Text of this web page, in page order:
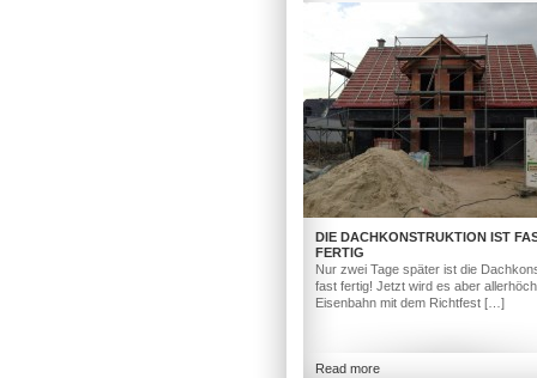
DIE DACHKONSTRUKTION IST
FERTIG
Nur zwei Tage später ist die
fast fertig! Jetzt wird es aber
Eisenbahn mit dem Richtfest […]
Read more